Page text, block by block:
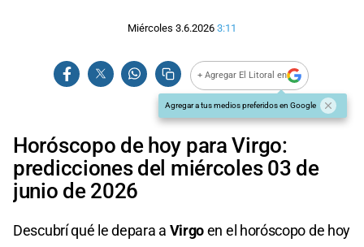
Miércoles 3.6.2026 3:11
+ Agregar El Litoral en
Agregar a tus medios preferidos en Google
Horóscopo de hoy para Virgo:
predicciones del miércoles 03 de
junio de 2026
Descubrí qué le depara a Virgoen el horóscopo de hoy